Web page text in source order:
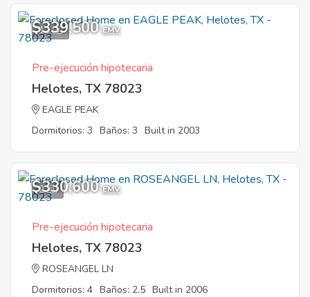
12
$339,500 EMV
Pre-ejecución hipotecaria
Helotes, TX 78023
EAGLE PEAK
Dormitorios: 3 Baños: 3 Built in 2003
2
$330,600 EMV
Pre-ejecución hipotecaria
Helotes, TX 78023
ROSEANGEL LN
Dormitorios: 4 Baños: 2.5 Built in 2006